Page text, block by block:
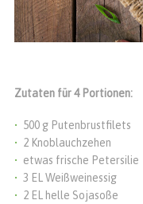
Zutaten für 4 Portionen:
500 g Putenbrustfilets
2 Knoblauchzehen
etwas frische Petersilie
3 EL Weißweinessig
2 EL helle Sojasoße